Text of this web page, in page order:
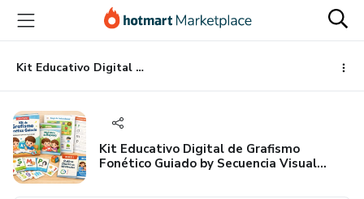
principal
página
de
página
Kit Educativo Digital de Grafismo Fonético Guiado by Secuencia Visual Progresiva
Kit Educativo Digital de Grafismo
Fonético Guiado by Secuencia Visual